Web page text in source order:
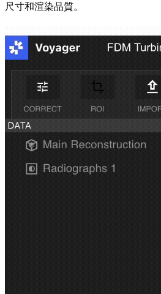
尺寸和渲染品質。